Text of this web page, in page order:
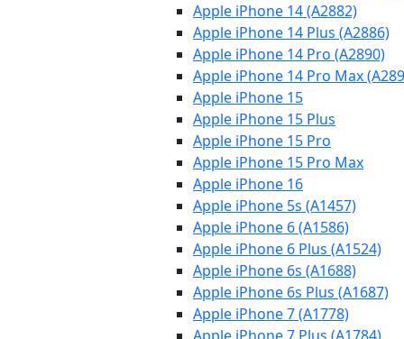
Apple iPhone 14 (A2882)
Apple iPhone 14 Plus (A2886)
Apple iPhone 14 Pro (A2890)
Apple iPhone 14 Pro Max
Apple iPhone 15
Apple iPhone 15 Plus
Apple iPhone 15 Pro
Apple iPhone 15 Pro Max
Apple iPhone 16
Apple iPhone 5s (A1457)
Apple iPhone 6 (A1586)
Apple iPhone 6 Plus (A1524)
Apple iPhone 6s (A1688)
Apple iPhone 6s Plus (A1687)
Apple iPhone 7 (A1778)